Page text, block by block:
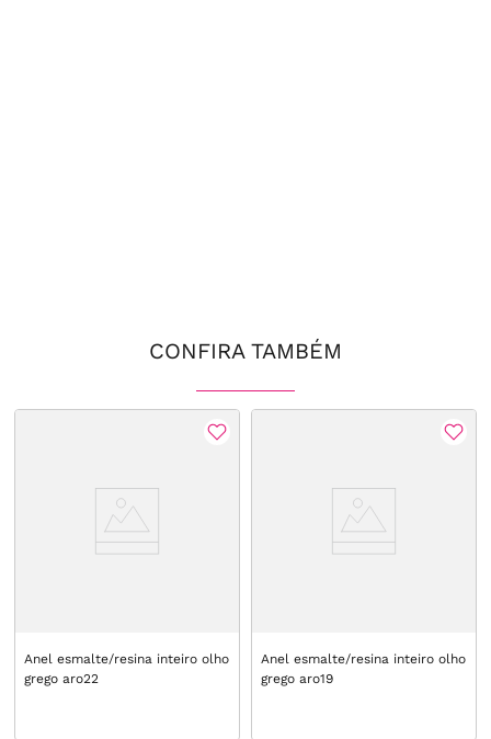
CONFIRA TAMBÉM
Anel esmalte/resina inteiro olho
grego aro22
Anel esmalte/resina inteiro olho
grego aro19